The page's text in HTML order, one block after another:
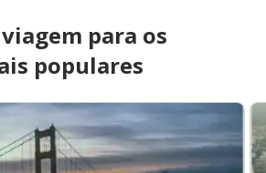
para os
populares